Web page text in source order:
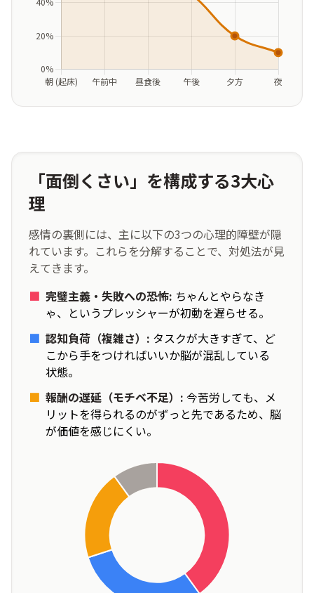
「面倒くさい」を構成する3大心
理
感情の裏側には、 主に以下の3つの心理的障壁が隠
れています。これらを分解することで、 対処法が見
えてきます。
■ 完璧主義 ・ 失敗への恐怖: ちゃんとやらなき
ゃ、というプレッシャーが初動を遅らせる。
■ 認知負荷 （複雑さ）: タスクが大きすぎて、ど
こから手をつければいいか脳が混乱している
状態。
■ 報酬の遅延 （モチベ不足）: 今苦労しても、メ
リットを得られるのがずっと先であるため、 脳
が価値を感じにくい。